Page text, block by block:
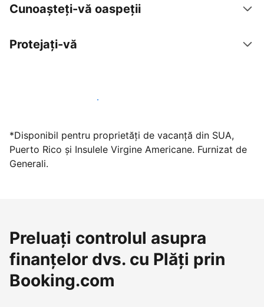
Cunoașteți-vă oaspeții
Protejați-vă
Găzduiți oaspeți cu noi chiar astăzi
*Disponibil pentru proprietăți de vacanță din SUA,
Puerto Rico și Insulele Virgine Americane. Furnizat de
Generali.
Preluați controlul asupra
finanțelor dvs. cu Plăți prin
Booking.com